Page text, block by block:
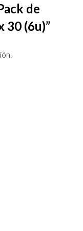
de
30 (6u)”